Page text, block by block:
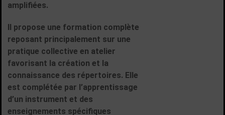
amplifiées.
Il propose une formation complète
reposant principalement sur une
pratique collective en atelier
favorisant la création et la
connaissance des répertoires. Elle
est complétée par l’apprentissage
d’un instrument et des
enseignements spécifiques